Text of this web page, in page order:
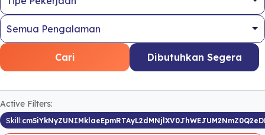
Cari Dibutuhkan Segera
Active Filters:
Skill: